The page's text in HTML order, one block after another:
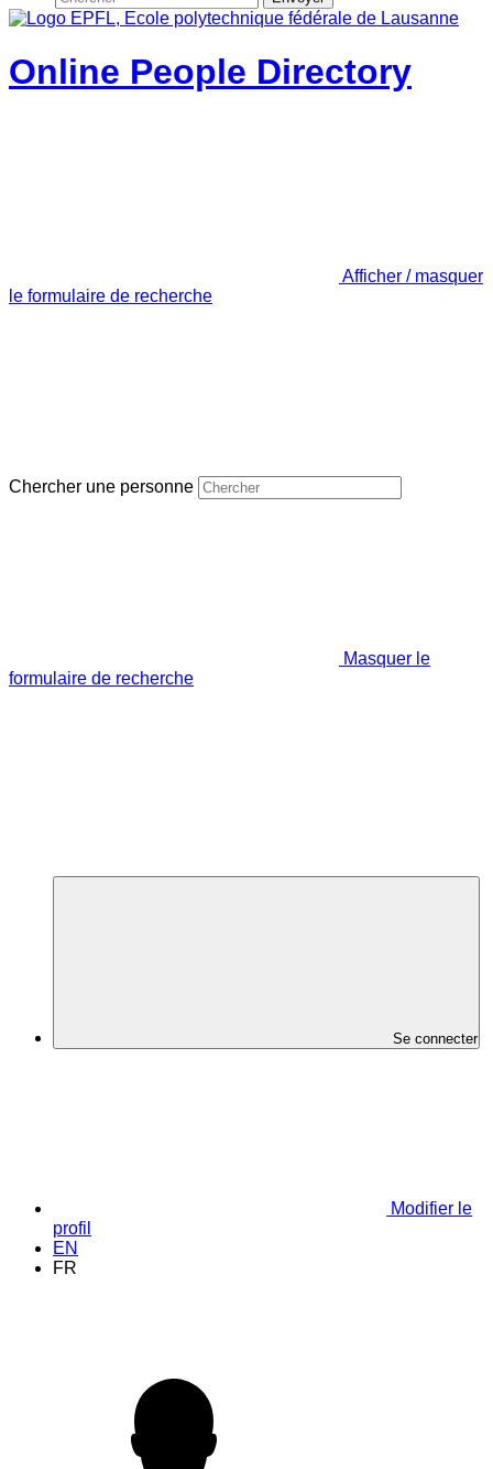
Online People Directory
Afficher / masquer
le formulaire de recherche
Chercher une personne
Masquer le
formulaire de recherche
Se connecter
Modifier le
profil
EN
FR